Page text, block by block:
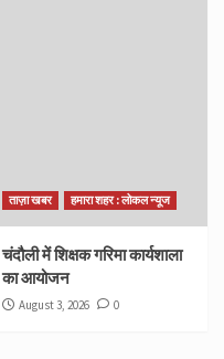
ताज़ा खबर हमारा शहर : लोकल न्यूज
चंदौली में शिक्षक गरिमा कार्यशाला
का आयोजन
August 3, 2026 0